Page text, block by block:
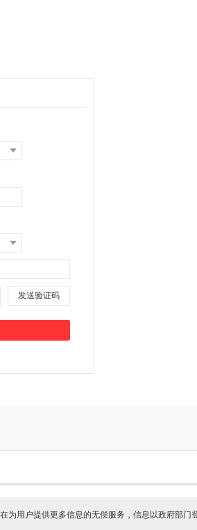
为用户提供更多信息的无偿服务，信息以政府部门